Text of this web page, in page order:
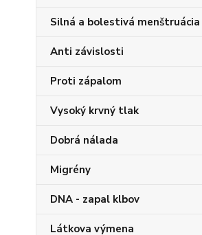
Silná a bolestivá menštruácia
Anti závislosti
Proti zápalom
Vysoký krvný tlak
Dobrá nálada
Migrény
DNA - zapal klbov
Látkova výmena